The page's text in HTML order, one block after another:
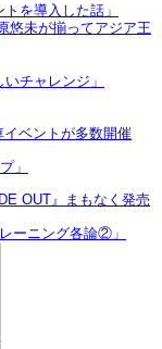
を導入した話」
悠未が揃ってアジア王
チャレンジ」
ベントが多数開催
」
OUT』まもなく発売
ーニング各論②」